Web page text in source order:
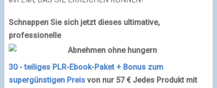
Schnappen Sie sich jetzt dieses ultimative,
professionelle
30 - teiliges PLR-Ebook-Paket + Bonus zum
supergünstigen Preis von nur 57 € Jedes Produkt mit